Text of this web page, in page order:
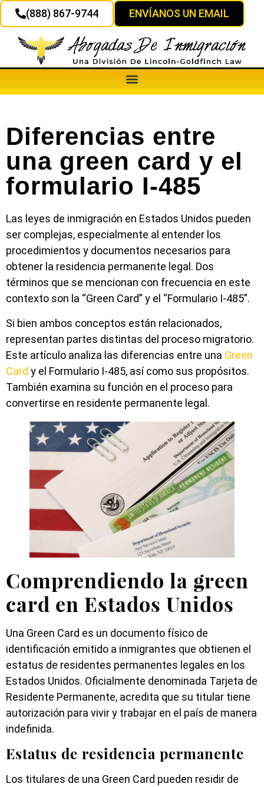
(888) 867-9744 ENVÍANOS UN EMAIL
Diferencias entre
una green card y el
formulario I-485
Las leyes de inmigración en Estados Unidos pueden
ser complejas, especialmente al entender los
procedimientos y documentos necesarios para
obtener la residencia permanente legal. Dos
términos que se mencionan con frecuencia en este
contexto son la “Green Card” y el “Formulario I-485”.
Si bien ambos conceptos están relacionados,
representan partes distintas del proceso migratorio.
Este artículo analiza las diferencias entre una Green
Card y el Formulario I-485, así como sus propósitos.
También examina su función en el proceso para
convertirse en residente permanente legal.
Comprendiendo la green
card en Estados Unidos
Una Green Card es un documento físico de
identificación emitido a inmigrantes que obtienen el
estatus de residentes permanentes legales en los
Estados Unidos. Oficialmente denominada Tarjeta de
Residente Permanente, acredita que su titular tiene
autorización para vivir y trabajar en el país de manera
indefinida.
Estatus de residencia permanente
Los titulares de una Green Card pueden residir de